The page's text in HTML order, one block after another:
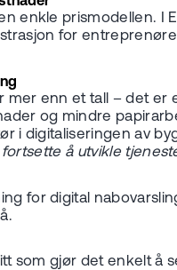
enkle prismodellen.
for
mer enn et tall – det
og mindre
i digitaliseringen av
å utvikle
for digital
som gjør det enkelt å